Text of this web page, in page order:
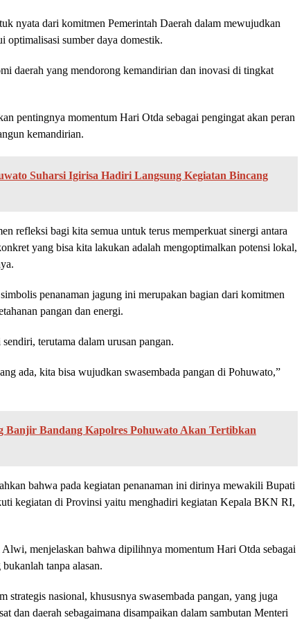
nyata dari komitmen Pemerintah Daerah dalam mewujudkan
optimalisasi sumber daya domestik.
daerah yang mendorong kemandirian dan inovasi di tingkat
pentingnya momentum Hari Otda sebagai pengingat akan peran
kemandirian.
Suharsi Igirisa Hadiri Langsung Kegiatan Bincang
refleksi bagi kita semua untuk terus memperkuat sinergi antara
yang bisa kita lakukan adalah mengoptimalkan potensi lokal,
penanaman jagung ini merupakan bagian dari komitmen
pangan dan energi.
terutama dalam urusan pangan.
ada, kita bisa wujudkan swasembada pangan di Pohuwato,”
Banjir Bandang Kapolres Pohuwato Akan Tertibkan
bahwa pada kegiatan penanaman ini dirinya mewakili Bupati
kegiatan di Provinsi yaitu menghadiri kegiatan Kepala BKN RI,
menjelaskan bahwa dipilihnya momentum Hari Otda sebagai
tanpa alasan.
strategis nasional, khususnya swasembada pangan, yang juga
dan daerah sebagaimana disampaikan dalam sambutan Menteri